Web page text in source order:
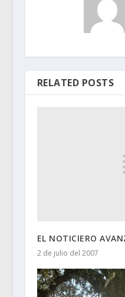
RELATED POSTS
EL NOTICIERO
2 de julio del 2007